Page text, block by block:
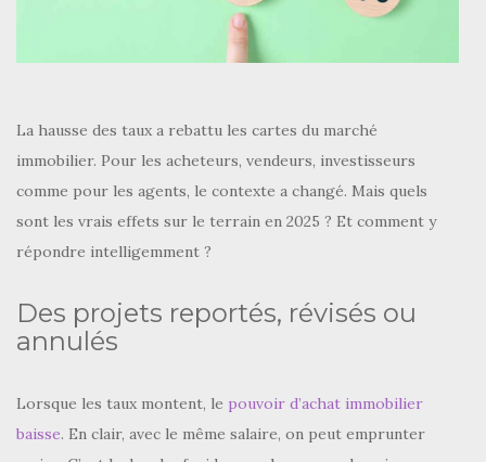
La hausse des taux a rebattu les cartes du marché
immobilier. Pour les acheteurs, vendeurs, investisseurs
comme pour les agents, le contexte a changé. Mais quels
sont les vrais effets sur le terrain en 2025 ? Et comment y
répondre intelligemment ?
Des projets reportés, révisés ou
annulés
Lorsque les taux montent, le pouvoir d’achat immobilier
baisse. En clair, avec le même salaire, on peut emprunter